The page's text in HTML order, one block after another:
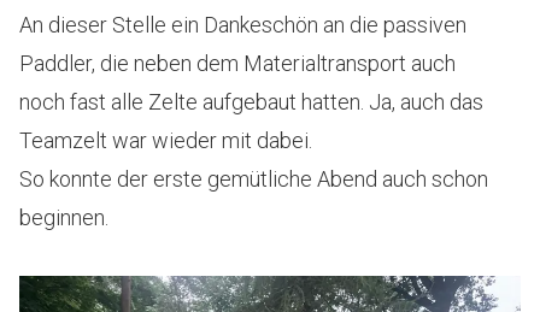
An dieser Stelle ein Dankeschön an die passiven
Paddler, die neben dem Materialtransport auch
noch fast alle Zelte aufgebaut hatten. Ja, auch das
Teamzelt war wieder mit dabei.
So konnte der erste gemütliche Abend auch schon
beginnen.